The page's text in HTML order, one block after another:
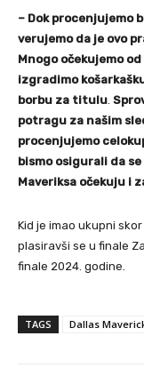
– Dok procenjujemo
verujemo da je ovo
Mnogo očekujemo
izgradimo
borbu za titulu
potragu za našim
procenjujemo
bismo osigurali da
Maveriksa očekuju i
Kid je imao ukupni
plasiravši se u finale
finale 2024. godine.
TAGS Dallas